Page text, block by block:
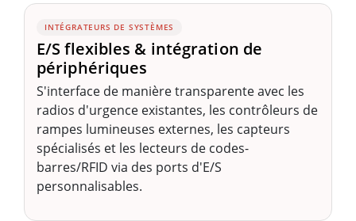
INTÉGRATEURS DE SYSTÈMES
E/S flexibles & intégration de
périphériques
S'interface de manière transparente avec les
radios d'urgence existantes, les contrôleurs de
rampes lumineuses externes, les capteurs
spécialisés et les lecteurs de codes-
barres/RFID via des ports d'E/S
personnalisables.